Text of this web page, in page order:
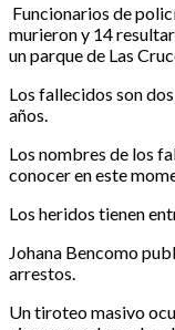
Funcionarios de
murieron y 14
un parque de Las
Los fallecidos son
años.
Los nombres de los
conocer en este
Los heridos tienen
Johana Bencomo
arrestos.
Un tiroteo masivo